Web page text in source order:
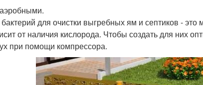
для очистки выгребных ям и септиков - это
от наличия кислорода. Чтобы создать для них
при помощи компрессора.